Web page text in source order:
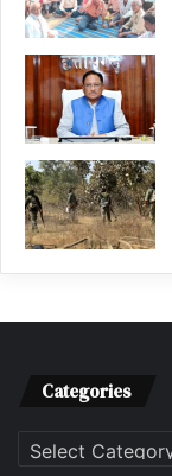
Categories
Categories